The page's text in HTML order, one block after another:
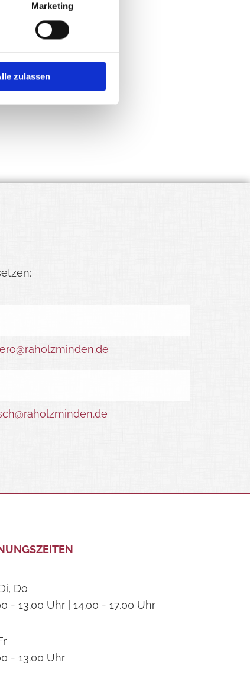
Marketing
zulassen
Do
- 13.00 Uhr | 14.00 - 17.00 Uhr
- 13.00 Uhr